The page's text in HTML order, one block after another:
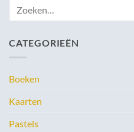
CATEGORIEËN
Boeken
Kaarten
Pastels